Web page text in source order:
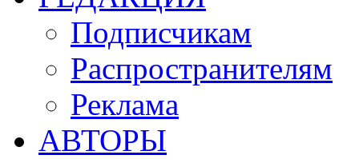
Подписчикам
Распространителям
Реклама
АВТОРЫ